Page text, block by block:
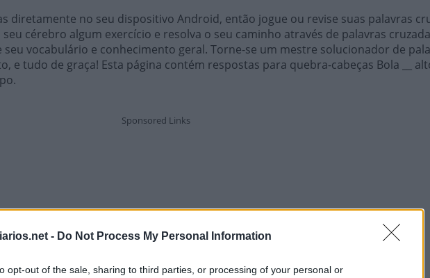
- Do Not Process My Personal Information
opt-out of the sale, sharing to third parties, or processing of your personal or
diretamente no seu dispositivo Android, então jogue ou revise suas palavras
cérebro algum exercício e resolva o seu caminho através de palavras
vocabulário e conhecimento geral. Torne-se um mestre solucionador de
e tudo de graça! Esta página contém respostas para quebra-cabeças Bola __